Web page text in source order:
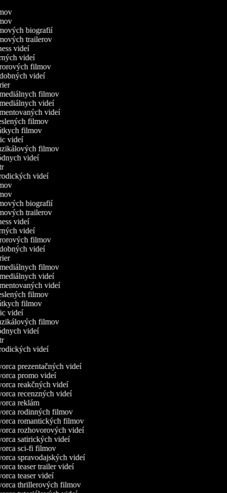
biografií
trailerov
videí
videí
filmov
videí
filmov
videí
videí
filmov
filmov
videí
filmov
videí
videí
biografií
trailerov
videí
videí
filmov
videí
filmov
videí
videí
filmov
filmov
videí
filmov
videí
videí
prezentačných videí
promo videí
reakčných videí
recenzných videí
reklám
rodinných filmov
romantických filmov
rozhovorových videí
satirických videí
sci-fi filmov
spravodajských videí
teaser trailer videí
teaser videí
thrillerových filmov